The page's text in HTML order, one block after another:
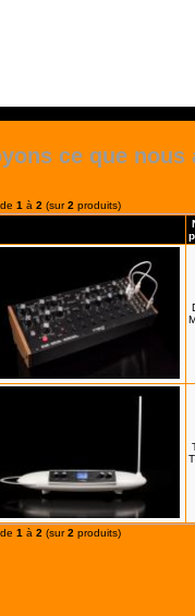
ce que nous
1 à 2 (sur2 produits)
1 à 2 (sur2 produits)